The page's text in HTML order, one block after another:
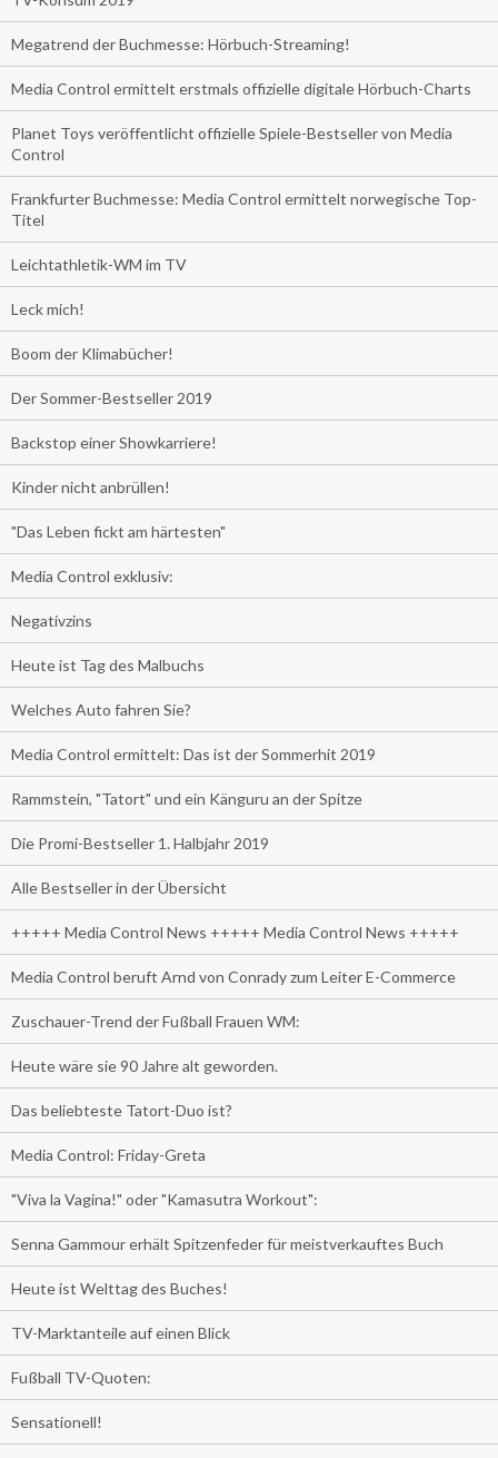
Megatrend der Buchmesse: Hörbuch-Streaming!
Media Control ermittelt erstmals offizielle digitale Hörbuch-Charts
Planet Toys veröffentlicht offizielle Spiele-Bestseller von Media
Control
Frankfurter Buchmesse: Media Control ermittelt norwegische Top-
Titel
Leichtathletik-WM im TV
Leck mich!
Boom der Klimabücher!
Der Sommer-Bestseller 2019
Backstop einer Showkarriere!
Kinder nicht anbrüllen!
"Das Leben fickt am härtesten"
Media Control exklusiv:
Negativzins
Heute ist Tag des Malbuchs
Welches Auto fahren Sie?
Media Control ermittelt: Das ist der Sommerhit 2019
Rammstein, "Tatort" und ein Känguru an der Spitze
Die Promi-Bestseller 1. Halbjahr 2019
Alle Bestseller in der Übersicht
+++++ Media Control News +++++ Media Control News +++++
Media Control beruft Arnd von Conrady zum Leiter E-Commerce
Zuschauer-Trend der Fußball Frauen WM:
Heute wäre sie 90 Jahre alt geworden.
Das beliebteste Tatort-Duo ist?
Media Control: Friday-Greta
"Viva la Vagina!" oder "Kamasutra Workout":
Senna Gammour erhält Spitzenfeder für meistverkauftes Buch
Heute ist Welttag des Buches!
TV-Marktanteile auf einen Blick
Fußball TV-Quoten:
Sensationell!